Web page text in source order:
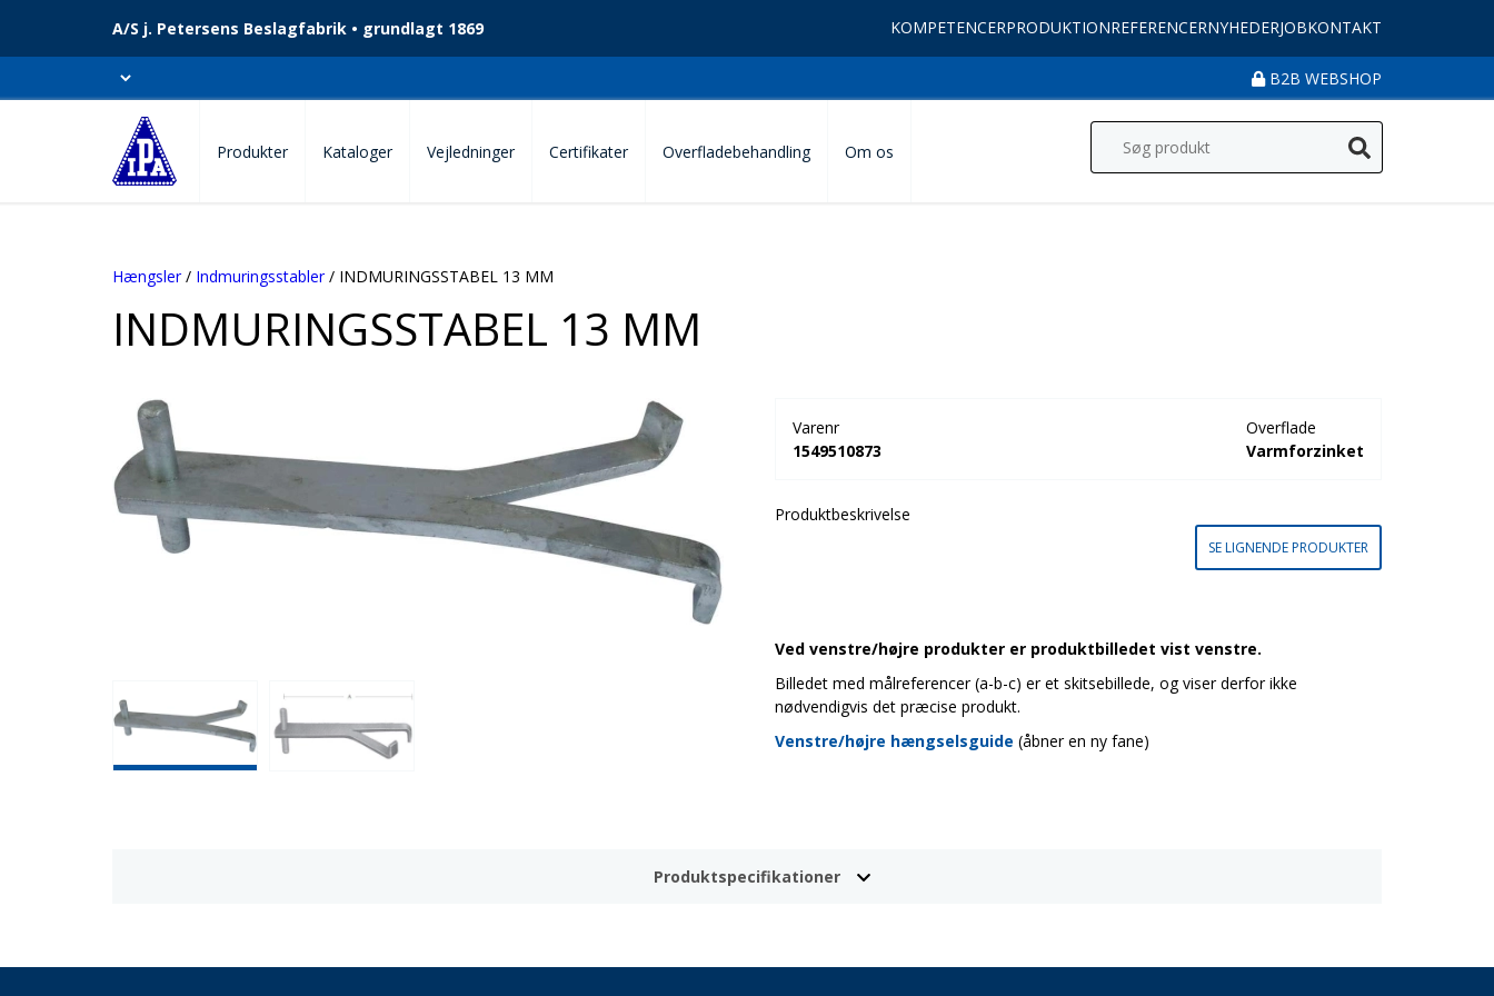
A/S j. Petersens Beslagfabrik • grundlagt 1869 KOMPETENCERPRODUKTIONREFERENCERNYHEDERJOBKONTAKT
B2B WEBSHOP
Produkter Kataloger Vejledninger Certifikater Overfladebehandling Om os
Hængsler/ Indmuringsstabler/ INDMURINGSSTABEL 13 MM
INDMURINGSSTABEL 13 MM
Varenr
1549510873
Overflade
Varmforzinket
Produktbeskrivelse
SE LIGNENDE PRODUKTER
Ved venstre/højre produkter er produktbilledet vist venstre.
Billedet med målreferencer (a-b-c) er et skitsebillede, og viser derfor ikke
nødvendigvis det præcise produkt.
Venstre/højre hængselsguide (åbner en ny fane)
Produktspecifikationer